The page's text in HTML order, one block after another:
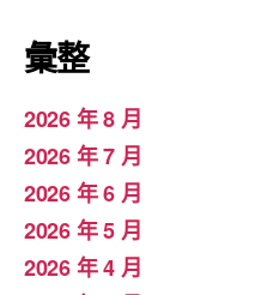
彙整
2026 年 8 月
2026 年 7 月
2026 年 6 月
2026 年 5 月
2026 年 4 月